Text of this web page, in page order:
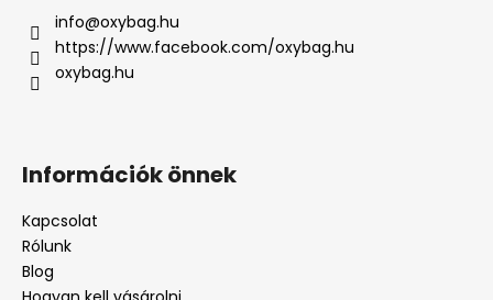
info@oxybag.hu
https://www.facebook.com/oxybag.hu
oxybag.hu
Információk önnek
Kapcsolat
Rólunk
Blog